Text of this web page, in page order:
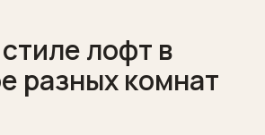
лофт в
разных комнат